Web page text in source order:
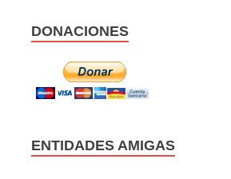
DONACIONES
ENTIDADES AMIGAS